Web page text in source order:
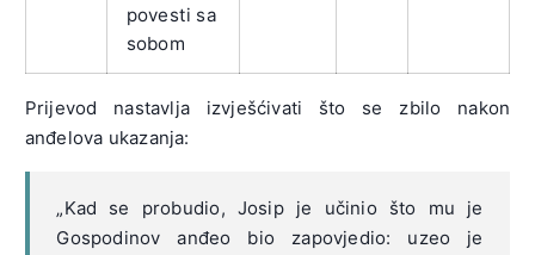
povesti sa
sobom
Prijevod nastavlja izvješćivati što se zbilo nakon
anđelova ukazanja:
„Kad se probudio, Josip je učinio što mu je
Gospodinov anđeo bio zapovjedio: uzeo je